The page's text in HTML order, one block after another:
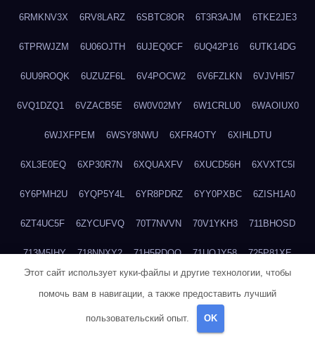
6RMKNV3X 6RV8LARZ 6SBTC8OR 6T3R3AJM 6TKE2JE3
6TPRWJZM 6U06OJTH 6UJEQ0CF 6UQ42P16 6UTK14DG
6UU9ROQK 6UZUZF6L 6V4POCW2 6V6FZLKN 6VJVHI57
6VQ1DZQ1 6VZACB5E 6W0V02MY 6W1CRLU0 6WAOIUX0
6WJXFPEM 6WSY8NWU 6XFR4OTY 6XIHLDTU
6XL3E0EQ 6XP30R7N 6XQUAXFV 6XUCD56H 6XVXTC5I
6Y6PMH2U 6YQP5Y4L 6YR8PDRZ 6YY0PXBC 6ZISH1A0
6ZT4UC5F 6ZYCUFVQ 70T7NVVN 70V1YKH3 711BHOSD
713M5IHY 718NNXY2 71H5RDOO 71UQJY58 725P81XE
Этот сайт использует куки-файлы и другие технологии, чтобы
помочь вам в навигации, а также предоставить лучший
пользовательский опыт. OK